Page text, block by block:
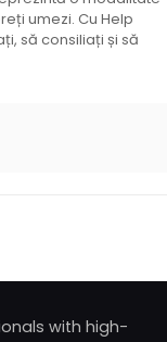
umezi. Cu Help
să consiliați și să
with high-